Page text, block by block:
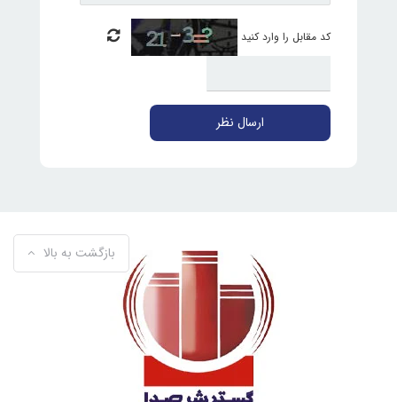
کد مقابل را وارد کنید
ارسال نظر
بازگشت به بالا